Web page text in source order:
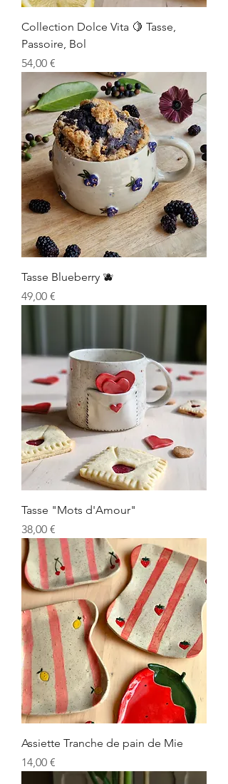
Collection Dolce Vita 🍋 Tasse,
Passoire, Bol
Prix
54,00 €
Tasse Blueberry 🫐
Prix
49,00 €
Tasse "Mots d'Amour"
Prix
38,00 €
Assiette Tranche de pain de Mie
Prix
14,00 €